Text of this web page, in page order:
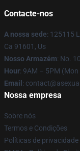
Contacte-nos
A nossa sede: 125115
Ca 91601, Us
Nosso Armazém: No.
Hour: 9AM – 5PM (Mon
Email :
Nossa empresa
Sobre nós
Termos e Condições
Políticas de privacidade